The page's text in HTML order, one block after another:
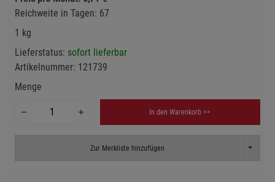
Reichweite in Tagen: 67
1 kg
Lieferstatus: sofort lieferbar
Artikelnummer: 121739
Menge
In den Warenkorb >>
Zur Merkliste hinzufügen Toggle